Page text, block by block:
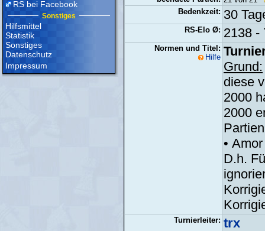
RS bei Facebook
Sonstiges
Hilfsmittel
Statistik
Sonstiges
Datenschutz
Impressum
Bedenkzeit: 30
RS-Elo Ø: 2138 -
Normen und Titel:
Hilfe
Grund:
diese
2000
2000
• Amor
D.h.
Turnierleiter: trx